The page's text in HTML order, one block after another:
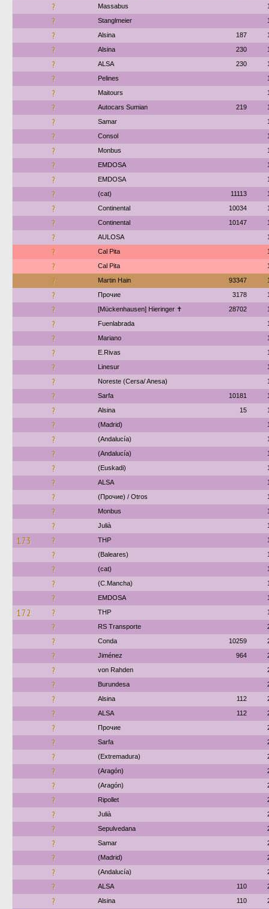
? Massabus
? Stanglmeier
? Alsina 187
? Alsina 230
? ALSA 230
? Pelines
? Maitours
? Autocars Sumian 219
? Samar
? Consol
? Monbus
? EMDOSA
? EMDOSA
? (cat) 11113
? Continental 10034
? Continental 10147
? AULOSA
? Cal Pita
? Cal Pita
? Martin Hain 93347
? Прочие 3178
? [Mückenhausen] Hieringer ✝ 28702
? Fuenlabrada
? Mariano
? E.Rivas
? Linesur
? Noreste (Cersa/ Anesa)
? Sarfa 10181
? Alsina 15
? (Madrid)
? (Andalucía)
? (Andalucía)
? (Euskadi)
? ALSA
? (Прочие) / Otros
? Monbus
? Julià
173 ? THP
? (Baleares)
? (cat)
? (C.Mancha)
? EMDOSA
172 ? THP
? RS Transporte
? Conda 10259
? Jiménez 964
? von Rahden
? Burundesa
? Alsina 112
? ALSA 112
? Прочие
? Sarfa
? (Extremadura)
? (Aragón)
? (Aragón)
? Ripollet
? Julià
? Sepulvedana
? Samar
? (Madrid)
? (Andalucía)
? ALSA 110
? Alsina 110